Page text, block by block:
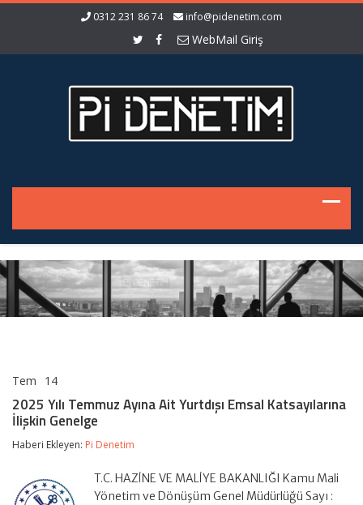
0312 231 86 74 info@pidenetim.com
WebMail Giriş
Tem 14
Temmuz
Ayına
Yurtdışı
Katsayılarına
İlişkin
2025 Yılı Temmuz Ayına Ait Yurtdışı Emsal Katsayılarına
İlişkin Genelge
Haberi Ekleyen: Pi Denetim
T.C. HAZİNE VE MALİYE BAKANLIĞI Kamu Mali
Yönetim ve Dönüşüm Genel Müdürlüğü Sayı :